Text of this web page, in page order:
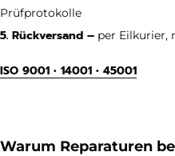
Prüfprotokolle
5. Rückversand – per Eilkurier,
ISO 9001 • 14001 • 45001
Warum Reparaturen